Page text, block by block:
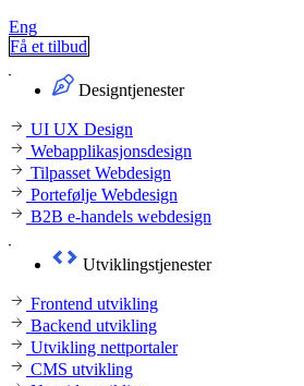
Eng
Få et tilbud
Designtjenester
UI UX Design
Webapplikasjonsdesign
Tilpasset Webdesign
Portefølje Webdesign
B2B e-handels webdesign
Utviklingstjenester
Frontend utvikling
Backend utvikling
Utvikling nettportaler
CMS utvikling